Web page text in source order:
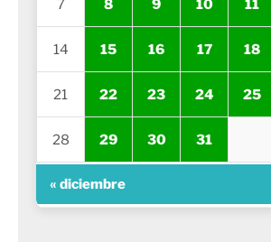
7 8 9 10 11
14 15 16 17 18
21 22 23 24 25
28 29 30 31
« diciembre